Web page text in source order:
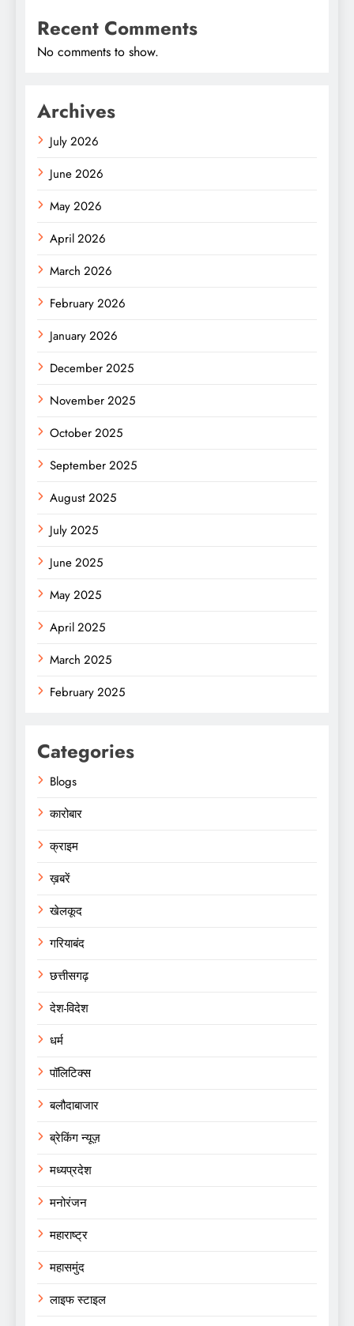
Recent Comments
No comments to show.
Archives
July 2026
June 2026
May 2026
April 2026
March 2026
February 2026
January 2026
December 2025
November 2025
October 2025
September 2025
August 2025
July 2025
June 2025
May 2025
April 2025
March 2025
February 2025
Categories
Blogs
कारोबार
क्राइम
ख़बरें
खेलकूद
गरियाबंद
छत्तीसगढ़
देश-विदेश
धर्म
पॉलिटिक्स
बलौदाबाजार
ब्रेकिंग न्यूज़
मध्यप्रदेश
मनोरंजन
महाराष्ट्र
महासमुंद
लाइफ स्टाइल